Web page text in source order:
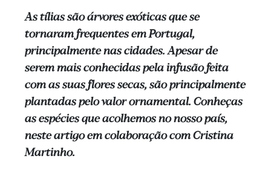
As tílias são árvores exóticas que se
tornaram frequentes em Portugal,
principalmente nas cidades. Apesar de
serem mais conhecidas pela infusão feita
com as suas flores secas, são principalmente
plantadas pelo valor ornamental. Conheças
as espécies que acolhemos no nosso país,
neste artigo em colaboração com Cristina
Martinho.